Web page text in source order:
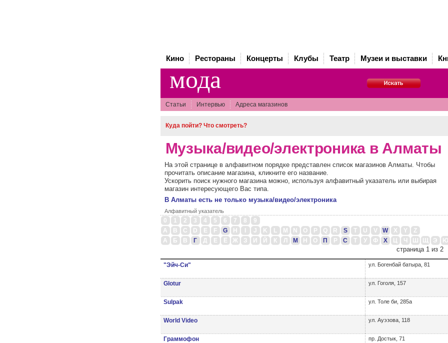
Кино Рестораны Концерты Клубы Театр Музеи и выставки
мода
Статьи Интервью Адреса магазинов
Куда пойти? Что смотреть?
Музыка/видео/электроника в Алматы
На этой странице в алфавитном порядке представлен список магазинов Алматы. Чтобы
прочитать описание магазина, кликните его название.
Ускорить поиск нужного магазина можно, используя алфавитный указатель или выбирая
магазин интересующего Вас типа.
В Алматы есть не только музыка/видео/электроника
Алфавитный указатель
0 1 2 3 4 5 6 7 8
9
A
B C D E F G H J K L M N O P Q R S T U V W X Y
Z
А
Б В Г Д Е Ё Ж З И Й К Л М Н О П Р С Т У Ф Х Ц Ч Ш Щ Э Ю
страница 1 из 2
"Эйч-Си" ул. Богенбай батыра, 81
Glotur ул. Гоголя, 157
Sulpak ул. Толе би, 285а
World Video ул. Ауэзова, 118
Граммофон пр. Достык, 71